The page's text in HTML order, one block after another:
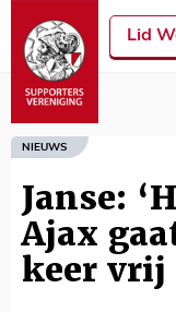
Lid
NIEUWS
Janse:
Ajax
keer vrij